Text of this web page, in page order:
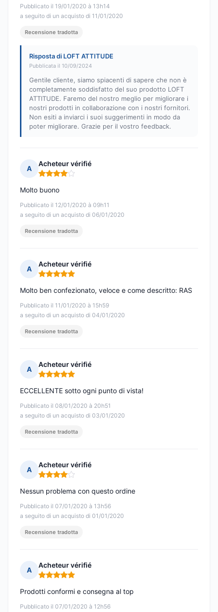
Pubblicato il 19/01/2020 à 13h14
a seguito di un acquisto di 11/01/2020
Recensione tradotta
Risposta di LOFT ATTITUDE
Pubblicata il 10/09/2024
Gentile cliente, siamo spiacenti di sapere che non è
completamente soddisfatto del suo prodotto LOFT
ATTITUDE. Faremo del nostro meglio per migliorare i
nostri prodotti in collaborazione con i nostri fornitori.
Non esiti a inviarci i suoi suggerimenti in modo da
poter migliorare. Grazie per il vostro feedback.
A
Acheteur vérifié
Nota: 4 su 5
Pubblicato il 12/01/2020 à 09h11
a seguito di un acquisto di 06/01/2020
Molto buono
Recensione tradotta
A
Acheteur vérifié
Nota: 5 su 5
Pubblicato il 11/01/2020 à 15h59
a seguito di un acquisto di 04/01/2020
Molto ben confezionato, veloce e come descritto: RAS
Recensione tradotta
A
Acheteur vérifié
Nota: 5 su 5
Pubblicato il 08/01/2020 à 20h51
a seguito di un acquisto di 03/01/2020
ECCELLENTE sotto ogni punto di vista!
Recensione tradotta
A
Acheteur vérifié
Nota: 4 su 5
Pubblicato il 07/01/2020 à 13h56
a seguito di un acquisto di 01/01/2020
Nessun problema con questo ordine
Recensione tradotta
A
Acheteur vérifié
Nota: 5 su 5
Pubblicato il 07/01/2020 à 12h56
Prodotti conformi e consegna al top